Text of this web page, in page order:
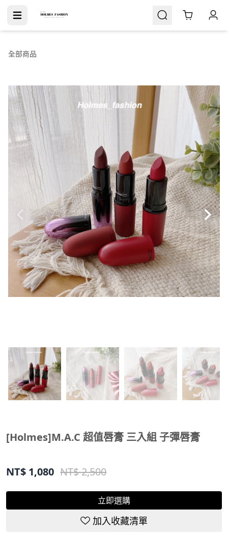
Cart
全部商品
[Holmes]M.A.C 超值唇膏 三入組 子彈唇膏
NT$ 1,080 NT$ 2,500
立即選購
加入收藏清單